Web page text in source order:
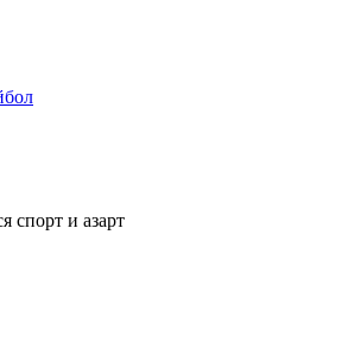
спорт и азарт